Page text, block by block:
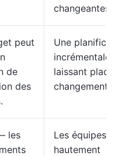
changeantes
peut
de
des
Une
incrémentale
laissant place
changement
les
Les équipes
hautement